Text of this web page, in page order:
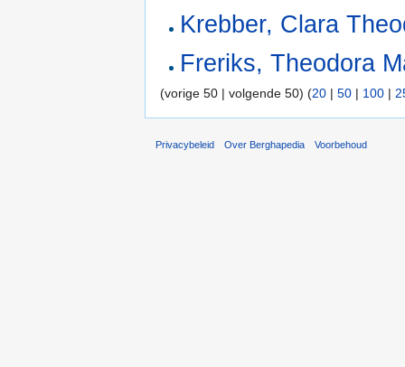
Krebber, Clara
Freriks, Theodora
(vorige 50 | volgende 50) (20 | 50 | 100 |
Privacybeleid Over Berghapedia Voorbehoud